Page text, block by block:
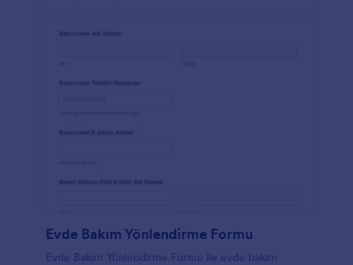
Evde Bakım Yönlendirme Formu
Evde Bakım Yönlendirme Formu ile evde bakım